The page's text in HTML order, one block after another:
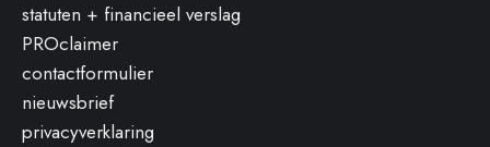
statuten + financieel verslag
PROclaimer
contactformulier
nieuwsbrief
privacyverklaring